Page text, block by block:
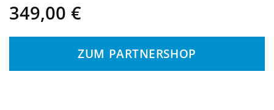
349,00 €
ZUM PARTNERSHOP